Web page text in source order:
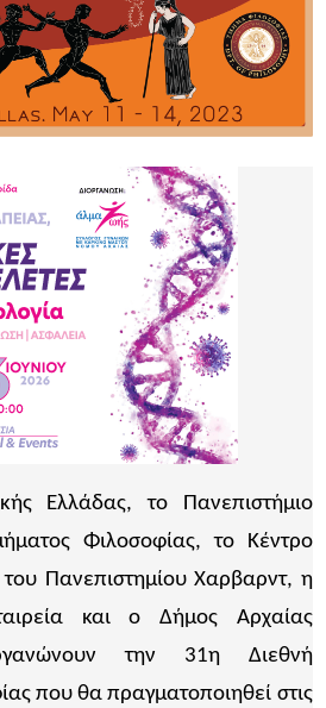
Ελλάδας, το Πανεπιστήμιο
Φιλοσοφίας, το Κέντρο
Πανεπιστημίου Χαρβαρντ, η
και ο Δήμος Αρχαίας
την 31η Διεθνή
που θα πραγματοποιηθεί στις